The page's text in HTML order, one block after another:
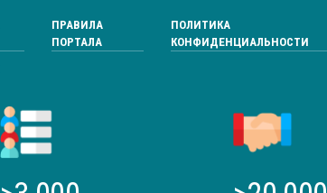
ПРАВИЛА
ПОРТАЛА
ПОЛИТИКА
КОНФИДЕНЦИАЛЬНОСТИ